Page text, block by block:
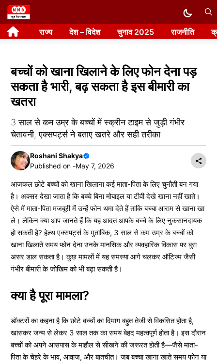
Skip
to
content राज्य देश – विदेश चुनाव 2025 राजनीति
बच्चों को खाना खिलाने के लिए फोन देना पड़
सकता है भारी, बढ़ सकता है इस बीमारी का
खतरा
3 साल से कम उम्र के बच्चों में स्क्रीन टाइम से जुड़ी गंभीर
चेतावनी, एक्सपर्ट्स ने बताए खतरे और सही तरीका
Roshani Shakya
Published on -May 7, 2026
आजकल छोटे बच्चों को खाना खिलाना कई माता-पिता के लिए चुनौती बन गया
है। अक्सर देखा जाता है कि बच्चे बिना मोबाइल या टीवी देखे खाना नहीं खाते।
ऐसे में माता-पिता मजबूरी में उन्हें फोन थमा देते हैं ताकि बच्चा आराम से खाना खा
ले। लेकिन क्या आप जानते हैं कि यह आदत आपके बच्चे के लिए नुकसानदायक
हो सकती है? हेल्थ एक्सपर्ट्स के मुताबिक, 3 साल से कम उम्र के बच्चों को
खाना खिलाते समय फोन देना उनके मानसिक और व्यवहारिक विकास पर बुरा
असर डाल सकता है। कुछ मामलों में यह समस्या आगे चलकर ऑटिज्म जैसी
गंभीर बीमारी के जोखिम को भी बढ़ा सकती है।
क्या है पूरा मामला?
डॉक्टरों का कहना है कि छोटे बच्चों का दिमाग बहुत तेजी से विकसित होता है,
खासकर जन्म से लेकर 3 साल तक का समय बेहद महत्वपूर्ण होता है। इस दौरान
बच्चों को अपने आसपास के माहौल से सीखने की जरूरत होती है—जैसे माता-
पिता के चेहरे के भाव, आवाज, और बातचीत। जब बच्चा खाना खाते समय फोन या